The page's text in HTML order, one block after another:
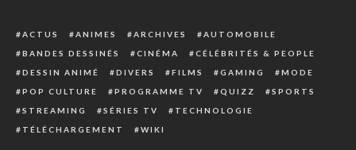
ACTUS ANIMES ARCHIVES
AUTOMOBILE
BANDES DESSINÉS
CINÉMA
CÉLÉBRITÉS & PEOPLE
DESSIN ANIMÉ
DIVERS FILMS GAMING
MODE
POP CULTURE
PROGRAMME TV QUIZZ
SPORTS
STREAMING
SÉRIES TV
TECHNOLOGIE
TÉLÉCHARGEMENT
WIKI